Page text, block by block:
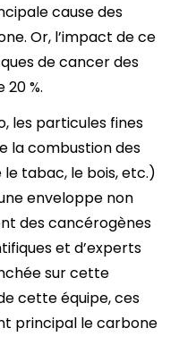
cause des
Or, l’impact de ce
de cancer des
%.
les particules fines
la combustion des
tabac, le bois, etc.)
enveloppe non
des cancérogènes
et d’experts
sur cette
cette équipe, ces
principal le carbone